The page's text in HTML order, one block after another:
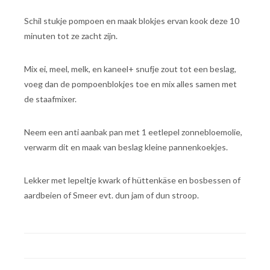
Schil stukje pompoen en maak blokjes ervan kook deze 10
minuten tot ze zacht zijn.
Mix ei, meel, melk, en kaneel+ snufje zout tot een beslag,
voeg dan de pompoenblokjes toe en mix alles samen met
de staafmixer.
Neem een anti aanbak pan met 1 eetlepel zonnebloemolie,
verwarm dit en maak van beslag kleine pannenkoekjes.
Lekker met lepeltje kwark of hüttenkäse en bosbessen of
aardbeien of Smeer evt. dun jam of dun stroop.